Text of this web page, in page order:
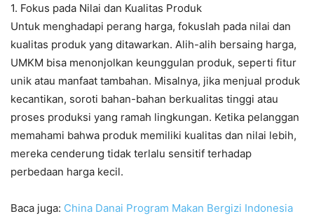
1. Fokus pada Nilai dan Kualitas Produk
Untuk menghadapi perang harga, fokuslah pada nilai dan
kualitas produk yang ditawarkan. Alih-alih bersaing harga,
UMKM bisa menonjolkan keunggulan produk, seperti fitur
unik atau manfaat tambahan. Misalnya, jika menjual produk
kecantikan, soroti bahan-bahan berkualitas tinggi atau
proses produksi yang ramah lingkungan. Ketika pelanggan
memahami bahwa produk memiliki kualitas dan nilai lebih,
mereka cenderung tidak terlalu sensitif terhadap
perbedaan harga kecil.
Baca juga: China Danai Program Makan Bergizi Indonesia